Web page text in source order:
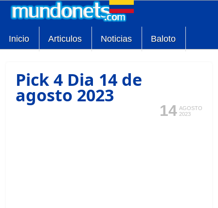
Inicio Articulos Noticias Baloto
Pick 4 Dia 14 de
agosto 2023
14 AGOSTO
2023